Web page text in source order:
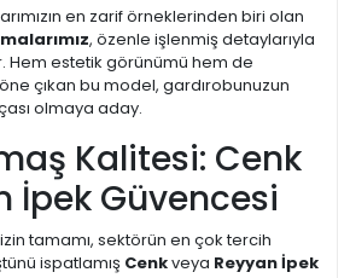
en zarif örneklerinden biri olan
, özenle işlenmiş detaylarıyla
Hem estetik görünümü hem de
çıkan bu model, gardırobunuzun
olmaya aday.
Kalitesi: Cenk
İpek Güvencesi
tamamı, sektörün en çok tercih
ispatlamış Cenkveya Reyyan İpek